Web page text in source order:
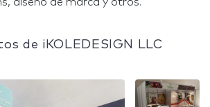
de iKOLEDESIGN LLC